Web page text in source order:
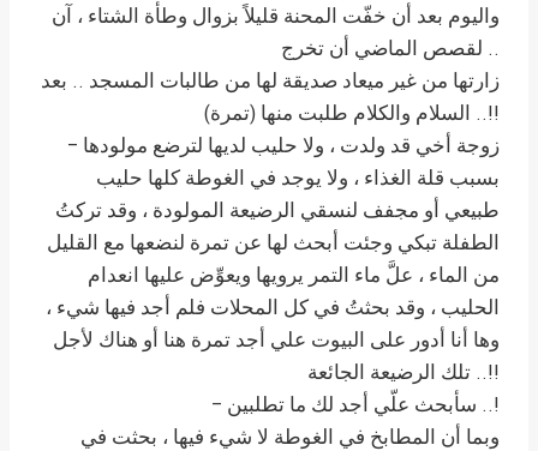
واليوم بعد أن خفّت المحنة قليلاً بزوال وطأة الشتاء ، آن
لقصص الماضي أن تخرج ..
زارتها من غير ميعاد صديقة لها من طالبات المسجد .. بعد
السلام والكلام طلبت منها (تمرة) ..!!
– زوجة أخي قد ولدت ، ولا حليب لديها لترضع مولودها
بسبب قلة الغذاء ، ولا يوجد في الغوطة كلها حليب
طبيعي أو مجفف لنسقي الرضيعة المولودة ، وقد تركتُ
الطفلة تبكي وجئت أبحث لها عن تمرة لنضعها مع القليل
من الماء ، علَّ ماء التمر يرويها ويعوِّض عليها انعدام
الحليب ، وقد بحثتُ في كل المحلات فلم أجد فيها شيء ،
وها أنا أدور على البيوت علي أجد تمرة هنا أو هناك لأجل
تلك الرضيعة الجائعة ..!!
– سأبحث علّي أجد لك ما تطلبين ..!
وبما أن المطابخ في الغوطة لا شيء فيها ، بحثت في